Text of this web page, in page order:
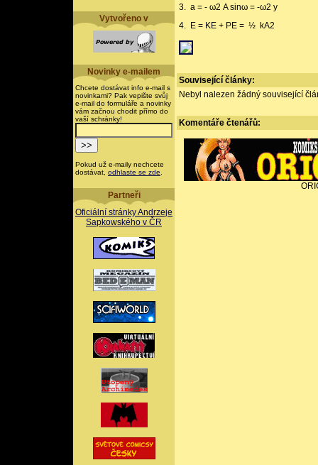
Vytvořeno v
Novinky e-mailem
Chcete dostávat info e-mail s
novinkami? Pak vepište svůj
e-mail do formuláře a novinky
vám začnou chodit přímo do
vaší schránky!
Pokud už e-maily nechcete
dostávat, odhlaste se zde
Partneři
Oficiální stránky Andrzeje
Sapkowského v ČR
3. a = - ω2 A sinω = -ω2 y
4. E = KE + PE = ½ kA2
Související články:
Nebyl nalezen žádný související
Komentáře čtenářů: